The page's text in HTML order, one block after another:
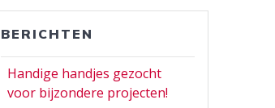
BERICHTEN
Handige handjes gezocht
voor bijzondere projecten!